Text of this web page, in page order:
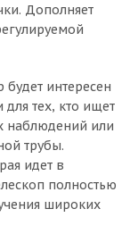
Дополняет
будет интересен
тех, кто ищет
наблюдений или
трубы.
идет в
полностью
широких